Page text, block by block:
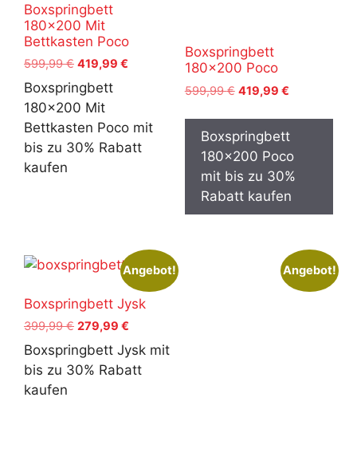
Boxspringbett
180×200 Mit
Bettkasten Poco
599,99€ Ursprünglicher
Preis
war:
599,99 €
419,99 €
Boxspringbett
180x200 Mit
Bettkasten Poco mit
bis zu 30% Rabatt
kaufen
Boxspringbett
180×200 Poco
599,99€ Ursprünglicher
war:
599,99 €
419,99 €Aktueller
ist:
419,99 €.
Boxspringbett
180x200 Poco
mit bis zu 30%
Rabatt kaufen
Angebot!
Boxspringbett Jysk
399,99€ Ursprünglicher
Preis
war:
399,99 €
279,99 €
Preis
ist:
279,99 €.
Boxspringbett Jysk mit
bis zu 30% Rabatt
kaufen
Angebot!